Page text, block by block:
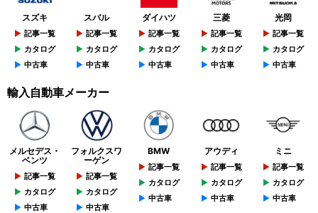
スズキ
記事一覧
カタログ
中古車
スバル
記事一覧
カタログ
中古車
ダイハツ
記事一覧
カタログ
中古車
三菱
記事一覧
カタログ
中古車
光岡
記事一覧
カタログ
中古車
輸入自動車メーカー
メルセデス・
ベンツ
記事一覧
カタログ
中古車
フォルクスワ
ーゲン
記事一覧
カタログ
中古車
BMW
記事一覧
カタログ
中古車
アウディ
記事一覧
カタログ
中古車
ミニ
記事一覧
カタログ
中古車